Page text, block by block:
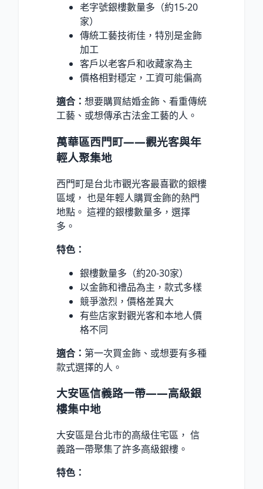
老字號銀樓數量多（約15-20
家）
傳統工藝技術佳，特別是金飾
加工
客戶以老客戶和收藏家為主
價格相對穩定，工資可能偏高
適合： 想要購買結婚金飾、看重傳統
工藝、或想傳承古法金工藝的人。
萬華區西門町——觀光客與年
輕人聚集地
西門町是台北市觀光客最喜歡的銀樓
區域， 也是年輕人購買金飾的熱門
地點。 這裡的銀樓數量多，選擇
多。
特色：
銀樓數量多（約20-30家）
以金飾和禮品為主，款式多樣
競爭激烈，價格差異大
有些店家對觀光客和本地人價
格不同
適合： 第一次買金飾、或想要有多種
款式選擇的人。
大安區信義路一帶——高級銀
樓集中地
大安區是台北市的高級住宅區， 信
義路一帶聚集了許多高級銀樓。
特色：